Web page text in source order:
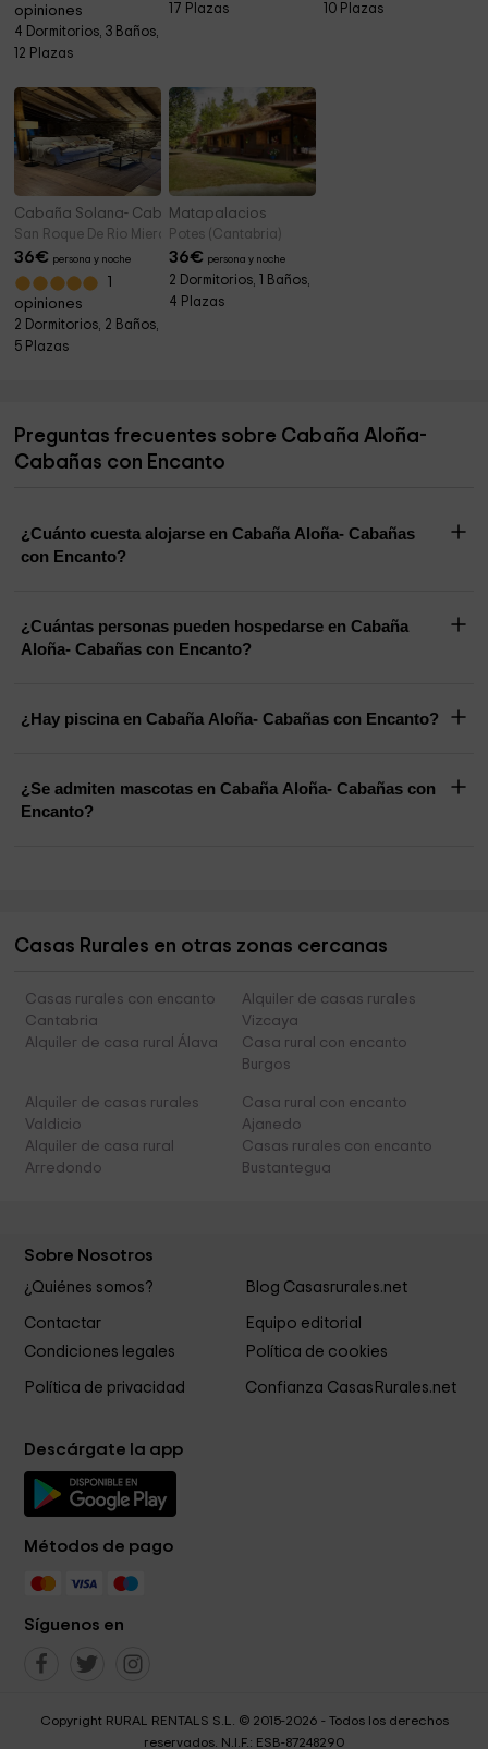
opiniones
4 Dormitorios, 3 Baños,
12 Plazas
17 Plazas
10 Plazas
Cabaña Solana- Cabañas con Encanto
San Roque De Rio Miera (Cantabria)
36€ persona y noche
opiniones
2 Dormitorios, 2 Baños,
5 Plazas
Matapalacios
Potes (Cantabria)
36€ persona y noche
2 Dormitorios, 1 Baños,
4 Plazas
Preguntas frecuentes sobre Cabaña Aloña-
Cabañas con Encanto
¿Cuánto cuesta alojarse en Cabaña Aloña- Cabañas
con Encanto?
¿Cuántas personas pueden hospedarse en Cabaña
Aloña- Cabañas con Encanto?
¿Hay piscina en Cabaña Aloña- Cabañas con Encanto?
¿Se admiten mascotas en Cabaña Aloña- Cabañas con
Encanto?
Casas Rurales en otras zonas cercanas
Casas rurales con encanto
Cantabria
Alquiler de casas rurales
Vizcaya
Alquiler de casa rural Álava
Casa rural con encanto
Burgos
Alquiler de casas rurales
Valdicio
Casa rural con encanto
Ajanedo
Alquiler de casa rural
Arredondo
Casas rurales con encanto
Bustantegua
Sobre Nosotros
¿Quiénes somos? Blog Casasrurales.net
Contactar
Equipo editorial
Condiciones legales
Política de cookies
Política de privacidad Confianza CasasRurales.net
Descárgate la app
Métodos de pago
Síguenos en
Copyright RURAL RENTALS S.L. © 2015-2026 - Todos los derechos
reservados. N.I.F.: ESB-87248290